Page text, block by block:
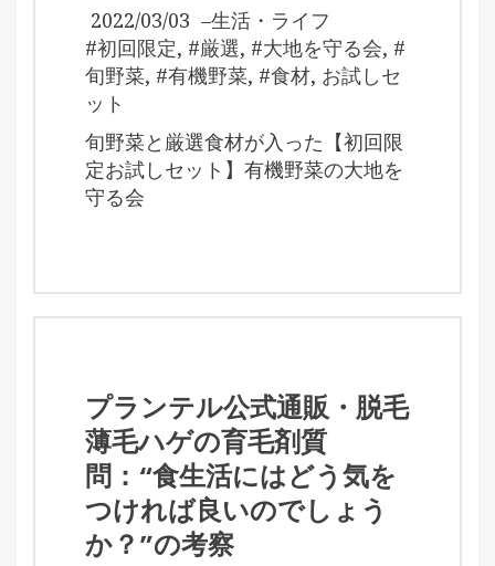
2022/03/03 –生活・ライフ
#初回限定, #厳選, #大地を守る会, #
旬野菜, #有機野菜, #食材, お試しセ
ット
旬野菜と厳選食材が入った【初回限
定お試しセット】有機野菜の大地を
守る会
プランテル公式通販・脱毛
薄毛ハゲの育毛剤質
問：“食生活にはどう気を
つければ良いのでしょう
か？”の考察